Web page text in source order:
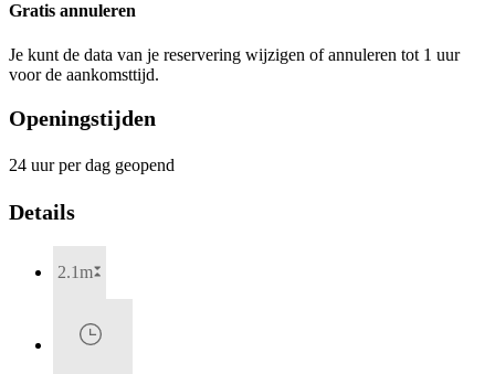
Gratis annuleren
Je kunt de data van je reservering wijzigen of annuleren tot 1 uur
voor de aankomsttijd.
Openingstijden
24 uur per dag geopend
Details
2.1m